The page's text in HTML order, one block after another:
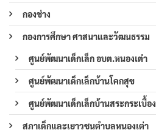
กองช่าง
กองการศึกษา ศาสนาและวัฒนธรรม
ศูนย์พัฒนาเด็กเล็ก อบต.หนองเต่า
ศูนย์พัฒนาเด็กเล็กบ้านโคกสุข
ศูนย์พัฒนาเด็กเล็กบ้านสระกระเบื้อง
สภาเด็กและเยาวชนตำบลหนองเต่า